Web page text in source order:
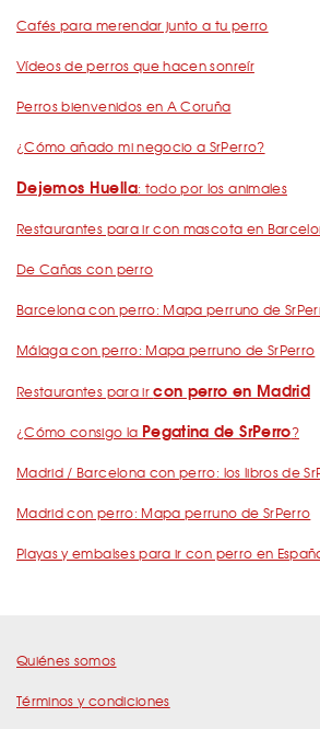
Cafés para merendar junto a tu perro
Vídeos de perros que hacen sonreír
Perros bienvenidos en A Coruña
¿Cómo añado mi negocio a SrPerro?
Dejemos Huella: todo por los animales
Restaurantes para ir con mascota en
De Cañas con perro
Barcelona con perro: Mapa perruno de
Málaga con perro: Mapa perruno de SrPerro
Restaurantes para ircon perro en Madrid
¿Cómo consigo la Pegatina de SrPerro?
Madrid / Barcelona con perro: los libros de
Madrid con perro: Mapa perruno de SrPerro
Playas y embalses para ir con perro en
Quiénes somos
Términos y condiciones